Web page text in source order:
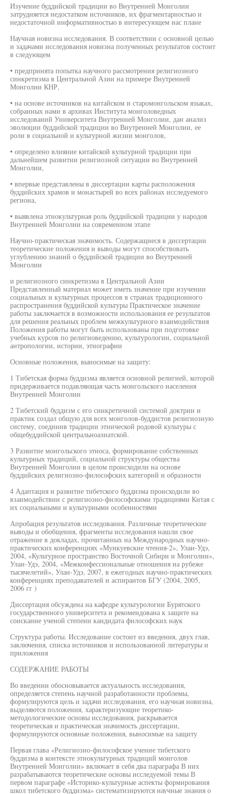
Изучение буддийской традиции во Внутренней Монголии
затрудняется недостатком источников, их фрагментарностью и
недостаточной информативностью в интересующем нас плане
Научная новизна исследования. В соответствии с основной целью
и задачами исследования новизна полученных результатов состоит
в следующем
• предпринята попытка научного рассмотрения религиозного
синкретизма в Центральной Азии на примере Внутренней
Монголии КНР,
• на основе источников на китайском и старомонгольском языках,
собранных нами в архивах Института монголоведных
исследований Университета Внутренней Монголии, дан анализ
эволюции буддийской традиции во Внутренней Монголии, ее
роли в социальной и культурной жизни монголов,
• определено влияние китайской культурной традиции при
дальнейшем развитии религиозной ситуации во Внутренней
Монголии,
• впервые представлены в диссертации карты расположения
буддийских храмов и монастырей во всех районах исследуемого
региона,
• выявлена этнокультурная роль буддийской традиции у народов
Внутренней Монголии на современном этапе
Научно-практическая значимость. Содержащиеся в диссертации
теоретические положения и выводы могут способствовать
углублению знаний о буддийской традиции во Внутренней
Монголии
и религиозного синкретизма в Центральной Азии
Представленный материал может иметь значение при изучении
социальных и культурных процессов в странах традиционного
распространения буддийской культуры Практическое значение
работы заключается в возможности использования ее результатов
для решения реальных проблем межкультурного взаимодействия
Положения работы могут быть использованы при подготовке
учебных курсов по религиоведению, культурологии, социальной
антропологии, истории, этнографии
Основные положения, выносимые на защиту:
1 Тибетская форма буддизма является основной религией, которой
придерживается подавляющая часть монгольского населения
Внутренней Монголии
2 Тибетский буддизм с его синкретичной системой доктрин и
практик создал общую для всех монголов-буддистов религиозную
систему, соединив традиции этнической родовой культуры с
общебуддийской центральноазиатской.
3 Развитие монгольского этноса, формирование собственных
культурных традиций, социальной структуры общества
Внутренней Монголии в целом происходили на основе
буддийских религиозно-философских категорий и образности
4 Адаптация и развитие тибетского буддизма происходили во
взаимодействии с религиозно-философскими традициями Китая с
их социальными и культурными особенностями
Апробация результатов исследования. Различные теоретические
выводы и обобщения, фрагменты исследования нашли свое
отражение в докладах, прочитанных на Международных научно-
практических конференциях «Мункуевские чтения-2», Улан-Удэ,
2004, «Культурное пространство Восточной Сибири и Монголии»,
Улан-Удэ, 2004, «Межконфессиональные отношения на рубеже
тысячелетий», Улан-Удэ, 2007, в ежегодных научно-практических
конференциях преподавателей и аспирантов БГУ (2004, 2005,
2006 гг )
Диссертация обсуждена на кафедре культурологии Бурятского
государственного университета и рекомендована к защите на
соискание ученой степени кандидата философских наук
Структура работы. Исследование состоит из введения, двух глав,
заключения, списка источников и использованной литературы и
приложения
СОДЕРЖАНИЕ РАБОТЫ
Во введении обосновывается актуальность исследования,
определяется степень научной разработанности проблемы,
формулируются цель и задачи исследования, его научная новизна,
выделяются положения, характеризующие теоретико-
методологические основы исследования, раскрывается
теоретическая и практическая значимость диссертации,
формулируются основные положения, выносимые на защиту
Первая глава «Религиозно-философское учение тибетского
буддизма в контексте этнокультурных традиций монголов
Внутренней Монголии» включает в себя два параграфа В них
разрабатываются теоретические основы исследуемой темы В
первом параграфе «Историко-культурные аспекты формирования
школ тибетского буддизма» систематизируются научные знания о